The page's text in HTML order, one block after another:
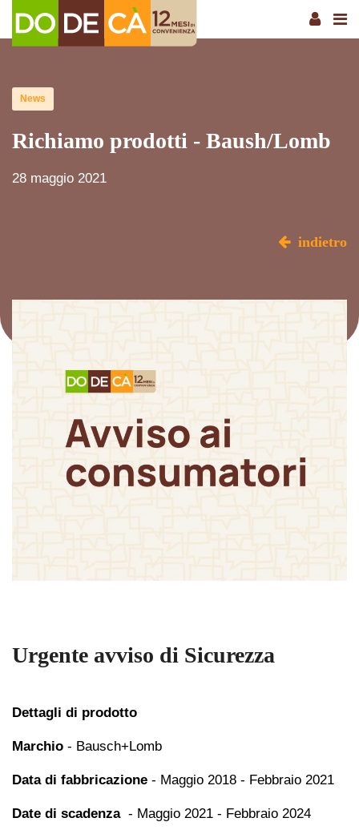
News
Richiamo prodotti - Baush/Lomb
28 maggio 2021
indietro
Urgente avviso di Sicurezza
Dettagli di prodotto
Marchio - Bausch+Lomb
Data di fabbricazione - Maggio 2018 - Febbraio 2021
Date di scadenza- Maggio 2021 - Febbraio 2024